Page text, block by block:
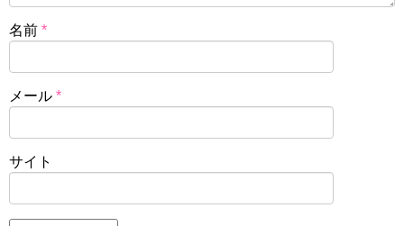
名前 *
メール *
サイト